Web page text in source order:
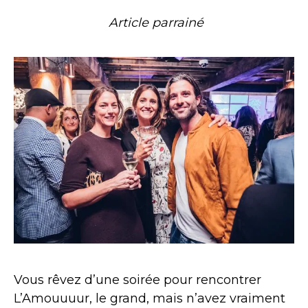
Article parrainé
Vous rêvez d’une soirée pour rencontrer
L’Amouuuur, le grand, mais n’avez vraiment